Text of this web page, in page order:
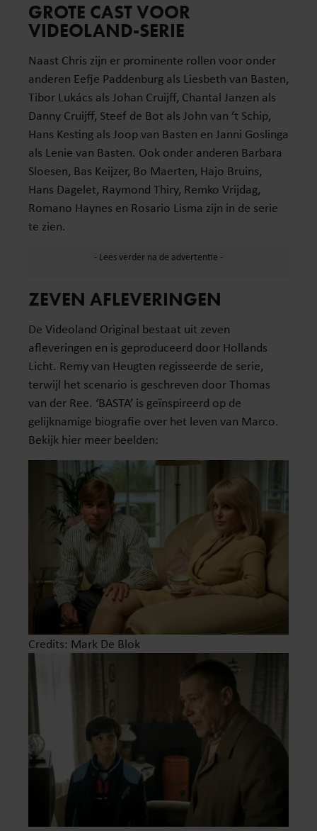
GROTE CAST VOOR
VIDEOLAND-SERIE
Naast Chris zijn er prominente rollen voor onder
anderen Eefje Paddenburg als Liesbeth van Basten,
Tibor Lukács als Johan Cruijff, Chantal Janzen als
Danny Cruijff, Steef de Bot als John van ’t Schip,
Hans Kesting als Joop van Basten en Janni Goslinga
als Lenie van Basten. Ook onder anderen Barbara
Sloesen, Bas Keijzer, Bo Maerten, Hajo Bruins,
Hans Dagelet, Raymond Thiry, Remko Vrijdag,
Romano Haynes en Rosario Lisma zijn in de serie
te zien.
ZEVEN AFLEVERINGEN
De Videoland Original bestaat uit zeven
afleveringen en is geproduceerd door Hollands
Licht. Remy van Heugten regisseerde de serie,
terwijl het scenario is geschreven door Thomas
van der Ree. ‘BASTA’ is geïnspireerd op de
gelijknamige biografie over het leven van Marco.
Bekijk hier meer beelden:
Credits: Mark De Blok